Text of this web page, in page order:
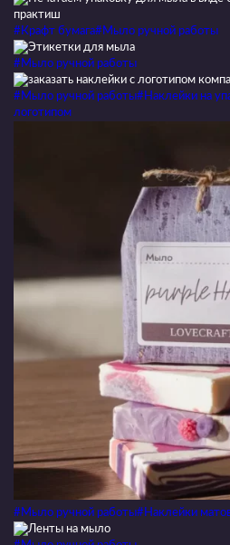
#Крафт бумага#Мыло ручной работы
#Мыло ручной работы
#Мыло ручной работы#Наклейки на
логотипом
#Мыло ручной работы#Наклейки